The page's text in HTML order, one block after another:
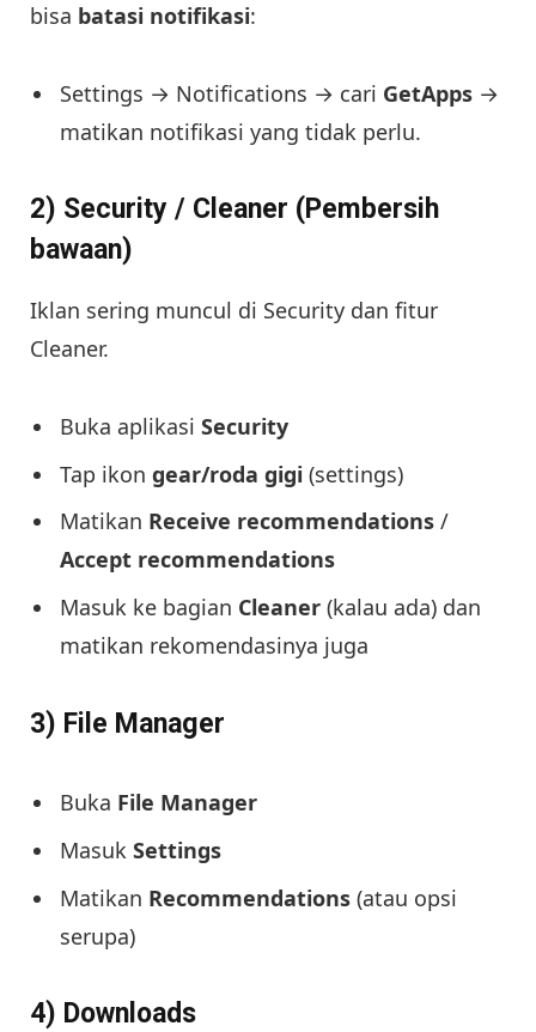
bisa batasi notifikasi:
Settings → Notifications → cari GetApps →
matikan notifikasi yang tidak perlu.
2) Security / Cleaner (Pembersih
bawaan)
Iklan sering muncul di Security dan fitur
Cleaner.
Buka aplikasi Security
Tap ikon gear/roda gigi (settings)
Matikan Receive recommendations /
Accept recommendations
Masuk ke bagian Cleaner (kalau ada) dan
matikan rekomendasinya juga
3) File Manager
Buka File Manager
Masuk Settings
Matikan Recommendations (atau opsi
serupa)
4) Downloads